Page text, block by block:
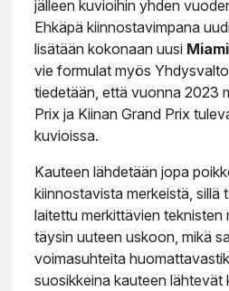
jälleen kuvioihin yhden
Ehkäpä kiinnostavimpana
lisätään kokonaan uusi
vie formulat myös
tiedetään, että vuonna 2023
Prix ja Kiinan Grand Prix
kuvioissa.
Kauteen lähdetään jopa
kiinnostavista merkeistä, sillä
laitettu merkittävien
täysin uuteen uskoon, mikä
voimasuhteita
suosikkeina kauteen lähtevät